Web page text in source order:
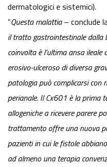
dermatologici e sistemici).
“Questa malattia– conclude
il tratto gastrointestinale dalla
coinvolta è l’ultima ansa
erosivo-ulceroso di diversa
patologia può complicarsi con
perianale. Il Cx601 è la prima
allogeniche a ricevere parere
trattamento offre una nuova
pazienti in cui le fistole
ad almeno una terapia